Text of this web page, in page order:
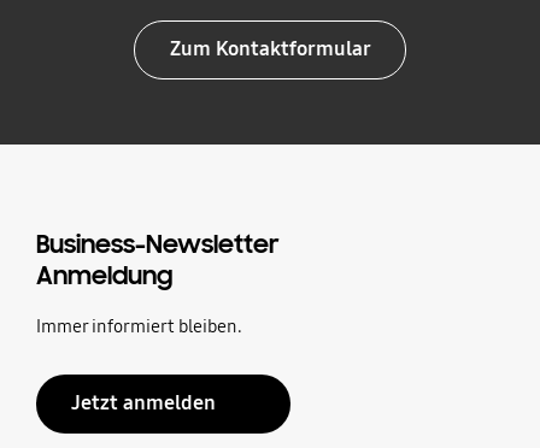
Zum Kontaktformular
Business-Newsletter
Anmeldung
Immer informiert bleiben.
Jetzt anmelden